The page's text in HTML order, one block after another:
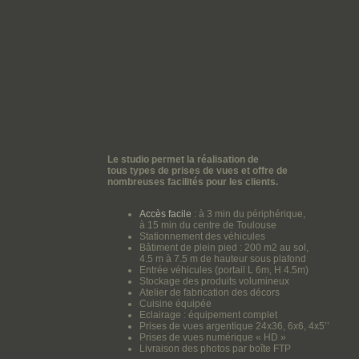
Le studio permet la réalisation de
tous types de prises de vues et offre de
nombreuses facilités pour les clients.
Accès facile : à 3 min du périphérique,
à 15 min du centre de Toulouse
Stationnement des véhicules
Bâtiment de plein pied : 200 m2 au sol,
4.5 m à 7.5 m de hauteur sous plafond
Entrée véhicules (portail L 6m, H 4.5m)
Stockage des produits volumineux
Atelier de fabrication des décors
Cuisine équipée
Eclairage : équipement complet
Prises de vues argentique 24x36, 6x6, 4x5’’
Prises de vues numérique « HD »
Livraison des photos par boîte FTP